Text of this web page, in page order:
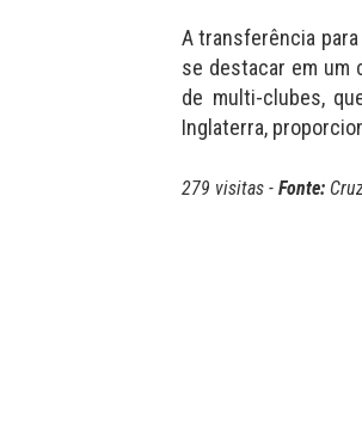
A transferência
se destacar em um
de multi-clubes,
Inglaterra,
279 visitas - Fonte: